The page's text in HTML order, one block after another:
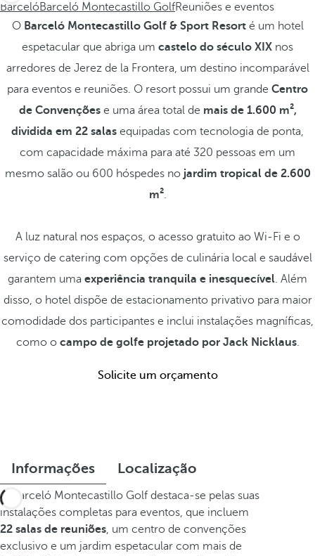
BarcelóBarceló Montecastillo GolfReuniões e eventos
O Barceló Montecastillo Golf & Sport Resorté um hotel
espetacular que abriga um castelo do século XIX nos
arredores de Jerez de la Frontera, um destino incomparável
para eventos e reuniões. O resort possui um grande Centro
de Convençõese uma área total de mais de 1.600 m²,
dividida em 22 salas equipadas com tecnologia de ponta,
com capacidade máxima para até 320 pessoas em um
mesmo salão ou 600 hóspedes no jardim tropical de 2.600
m².
A luz natural nos espaços, o acesso gratuito ao Wi-Fi e o
serviço de catering com opções de culinária local e saudável
garantem uma experiência tranquila e inesquecível. Além
disso, o hotel dispõe de estacionamento privativo para maior
comodidade dos participantes e inclui instalações magníficas,
como o campo de golfe projetado por Jack Nicklaus.
Solicite um orçamento
Informações Localização
O Barceló Montecastillo Golf destaca-se pelas suas
instalações completas para eventos, que incluem
22 salas de reuniões, um centro de convenções
exclusivo e um jardim espetacular com mais de